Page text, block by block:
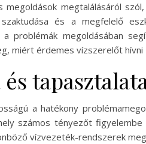
megtalálásáról
és a megfelelő
problémák megoldásában
miért érdemes vízszerelőt hívni
a hatékony
számos tényezőt
vízvezeték-rendszerek